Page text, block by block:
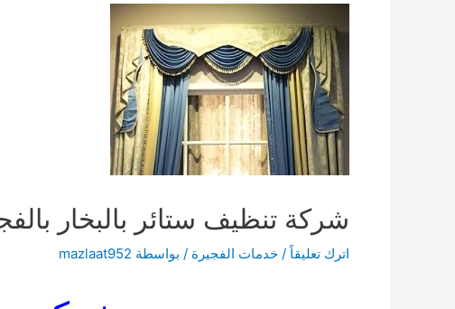
شركة تنظيف ستائر بالبخار
اترك تعليقاً / خدمات الفجيرة / بواسطة mazlaat952